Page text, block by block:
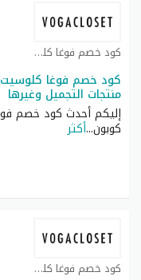
كود خصم فوغا كلوسيت كوبون
منتجات التجميل وغيرها
إليكم أحدث كود خصم
كوبون...أكثر
كود خصم فوغا كلوسيت كوبون